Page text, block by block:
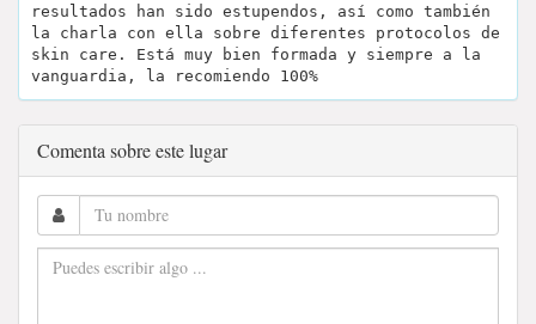
resultados han sido estupendos, así como también
la charla con ella sobre diferentes protocolos de
skin care. Está muy bien formada y siempre a la
vanguardia, la recomiendo 100%
Comenta sobre este lugar